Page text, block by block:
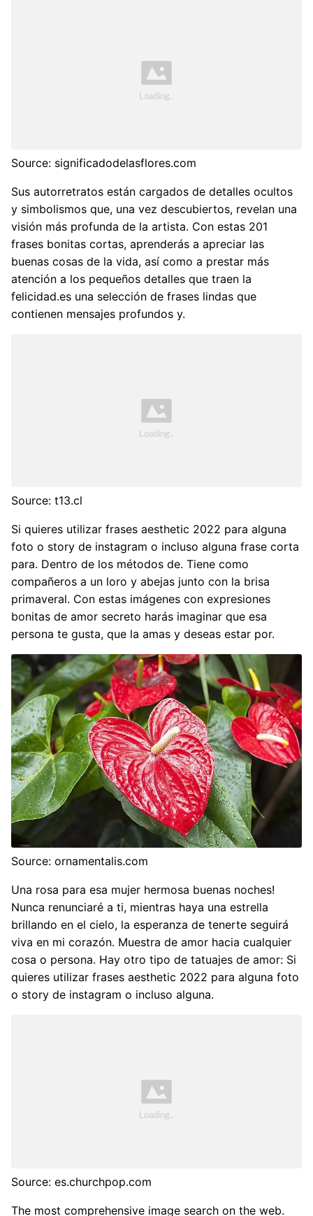
Source: significadodelasflores.com
Sus autorretratos están cargados de detalles ocultos
y simbolismos que, una vez descubiertos, revelan una
visión más profunda de la artista. Con estas 201
frases bonitas cortas, aprenderás a apreciar las
buenas cosas de la vida, así como a prestar más
atención a los pequeños detalles que traen la
felicidad.es una selección de frases lindas que
contienen mensajes profundos y.
Source: t13.cl
Si quieres utilizar frases aesthetic 2022 para alguna
foto o story de instagram o incluso alguna frase corta
para. Dentro de los métodos de. Tiene como
compañeros a un loro y abejas junto con la brisa
primaveral. Con estas imágenes con expresiones
bonitas de amor secreto harás imaginar que esa
persona te gusta, que la amas y deseas estar por.
Source: ornamentalis.com
Una rosa para esa mujer hermosa buenas noches!
Nunca renunciaré a ti, mientras haya una estrella
brillando en el cielo, la esperanza de tenerte seguirá
viva en mi corazón. Muestra de amor hacia cualquier
cosa o persona. Hay otro tipo de tatuajes de amor: Si
quieres utilizar frases aesthetic 2022 para alguna foto
o story de instagram o incluso alguna.
Source: es.churchpop.com
The most comprehensive image search on the web.